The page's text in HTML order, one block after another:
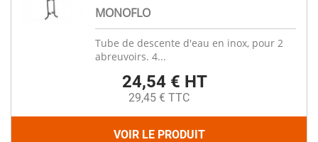
MONOFLO
Tube de descente d'eau en inox, pour 2
abreuvoirs. 4...
24,54 € HT
29,45 € TTC
VOIR LE PRODUIT